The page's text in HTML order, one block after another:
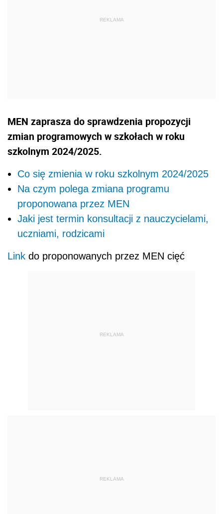
MEN zaprasza do sprawdzenia propozycji
zmian programowych w szkołach w roku
szkolnym 2024/2025.
Co się zmienia w roku szkolnym 2024/2025
Na czym polega zmiana programu
proponowana przez MEN
Jaki jest termin konsultacji z nauczycielami,
uczniami, rodzicami
Link do proponowanych przez MEN cięć
REKLAMA
REKLAMA